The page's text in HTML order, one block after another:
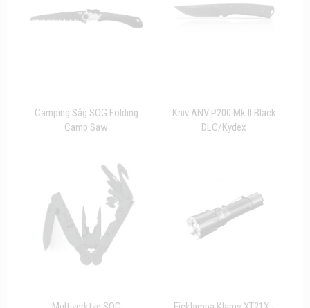
Camping Såg SOG Folding
Camp Saw
Kniv ANV P200 Mk.II Black
DLC/Kydex